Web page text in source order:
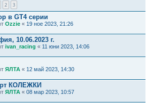
2 3
в GT4 серии
Ozzie « 19 ное 2023, 21:26
10.06.2023 г.
ivan_racing « 11 юни 2023, 14:06
ЯЛТА « 12 май 2023, 14:30
КОЛЕЖКИ
ЯЛТА « 08 мар 2023, 10:57